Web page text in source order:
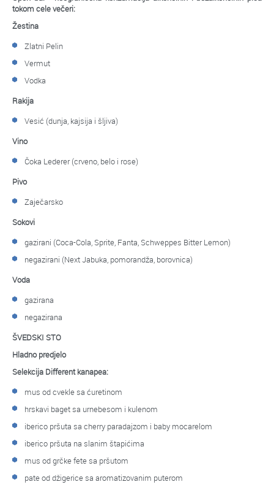
tokom cele večeri:
Žestina
Zlatni Pelin
Vermut
Vodka
Rakija
Vesić (dunja, kajsija i šljiva)
Vino
Čoka Lederer (crveno, belo i rose)
Pivo
Zaječarsko
Sokovi
gazirani (Coca-Cola, Sprite, Fanta, Schweppes Bitter Lemon)
negazirani (Next Jabuka, pomorandža, borovnica)
Voda
gazirana
negazirana
ŠVEDSKI STO
Hladno predjelo
Selekcija Different kanapea:
mus od cvekle sa ćuretinom
hrskavi baget sa urnebesom i kulenom
iberico pršuta sa cherry paradajzom i baby mocarelom
iberico pršuta na slanim štapićima
mus od grčke fete sa pršutom
pate od džigerice sa aromatizovanim puterom